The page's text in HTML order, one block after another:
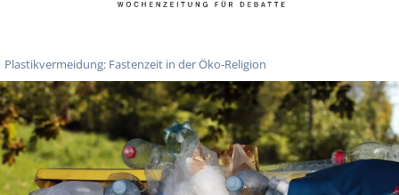
Plastikvermeidung: Fastenzeit in der Öko-Religion